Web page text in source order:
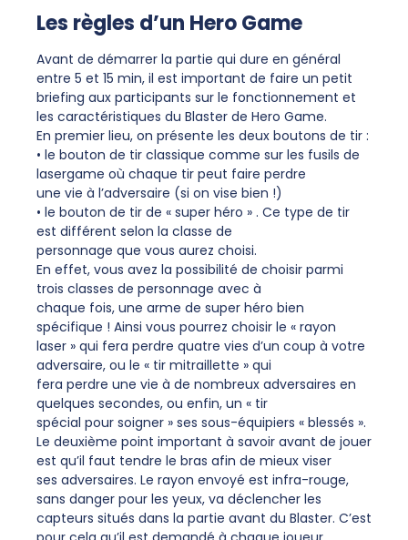
Les règles d’un Hero Game
Avant de démarrer la partie qui dure en général
entre 5 et 15 min, il est important de faire un petit
briefing aux participants sur le fonctionnement et
les caractéristiques du Blaster de Hero Game.
En premier lieu, on présente les deux boutons de tir :
• le bouton de tir classique comme sur les fusils de
lasergame où chaque tir peut faire perdre
une vie à l’adversaire (si on vise bien !)
• le bouton de tir de « super héro » . Ce type de tir
est différent selon la classe de
personnage que vous aurez choisi.
En effet, vous avez la possibilité de choisir parmi
trois classes de personnage avec à
chaque fois, une arme de super héro bien
spécifique ! Ainsi vous pourrez choisir le « rayon
laser » qui fera perdre quatre vies d’un coup à votre
adversaire, ou le « tir mitraillette » qui
fera perdre une vie à de nombreux adversaires en
quelques secondes, ou enfin, un « tir
spécial pour soigner » ses sous-équipiers « blessés ».
Le deuxième point important à savoir avant de jouer
est qu’il faut tendre le bras afin de mieux viser
ses adversaires. Le rayon envoyé est infra-rouge,
sans danger pour les yeux, va déclencher les
capteurs situés dans la partie avant du Blaster. C’est